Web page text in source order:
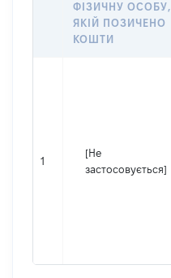
ФІЗИЧНУ ОСОБУ,
ЯКІЙ ПОЗИЧЕНО
КОШТИ
1
[Не
застосовується]